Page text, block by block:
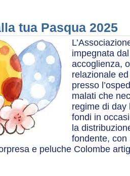
tua Pasqua 2025
impegnata
accoglienza,
relazionale
presso
malati che
regime di day
fondi in
la
fondente, con
e peluche Colombe